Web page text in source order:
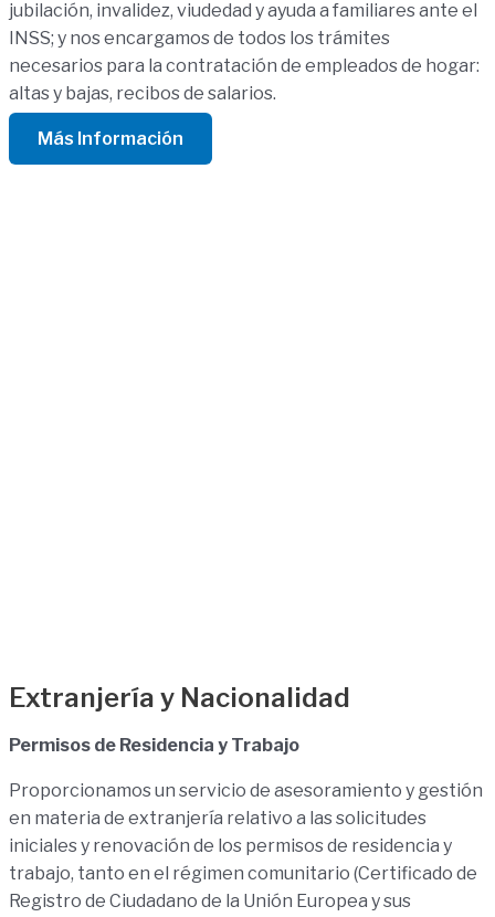
jubilación, invalidez, viudedad y ayuda a familiares ante el
INSS; y nos encargamos de todos los trámites
necesarios para la contratación de empleados de hogar:
altas y bajas, recibos de salarios.
Más Información
Extranjería y Nacionalidad
Permisos de Residencia y Trabajo
Proporcionamos un servicio de asesoramiento y gestión
en materia de extranjería relativo a las solicitudes
iniciales y renovación de los permisos de residencia y
trabajo, tanto en el régimen comunitario (Certificado de
Registro de Ciudadano de la Unión Europea y sus